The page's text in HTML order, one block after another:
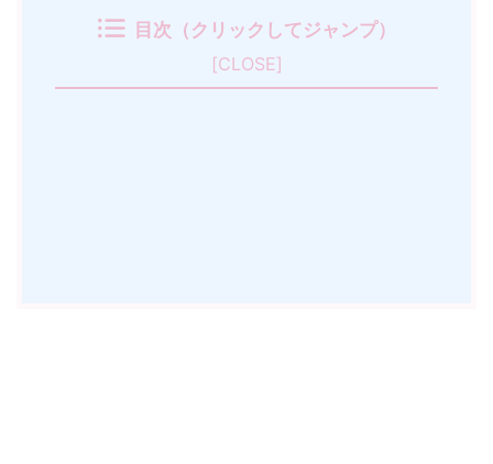
目次（クリックしてジャンプ）
[CLOSE]